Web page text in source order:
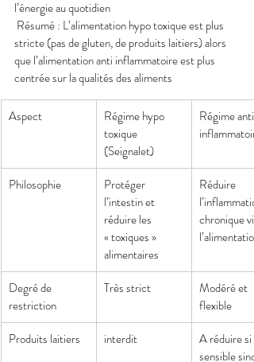
l’énergie au quotidien
Résumé : L’alimentation hypo toxique est plus
stricte (pas de gluten, de produits laitiers) alors
que l’alimentation anti inflammatoire est plus
centrée sur la qualités des aliments
Aspect
Régime hypo
toxique
(Seignalet)
Régime anti-
inflammatoire
Philosophie
Protéger
l’intestin et
réduire les
« toxiques »
alimentaires
Réduire
chronique via
l’alimentation
Degré de
restriction
Très strict
Modéré et
flexible
Produits laitiers
interdit
A réduire si
sensible